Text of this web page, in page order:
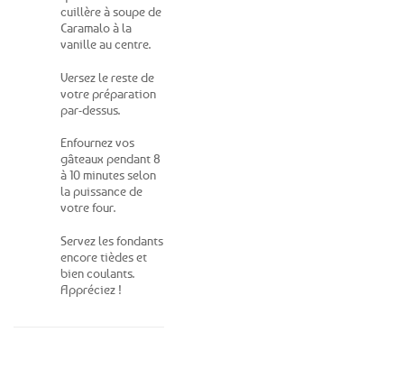
cuillère à soupe de
Caramalo à la
vanille au centre.
Versez le reste de
votre préparation
par-dessus.
Enfournez vos
gâteaux pendant 8
à 10 minutes selon
la puissance de
votre four.
Servez les fondants
encore tièdes et
bien coulants.
Appréciez !